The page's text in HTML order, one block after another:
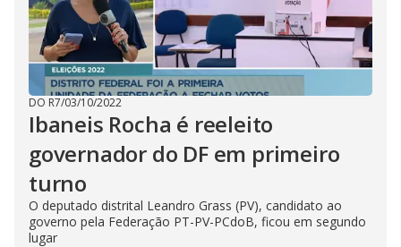
DO R7/03/10/2022
Ibaneis Rocha é reeleito
governador do DF em primeiro
turno
O deputado distrital Leandro Grass (PV), candidato ao
governo pela Federação PT-PV-PCdoB, ficou em segundo
lugar